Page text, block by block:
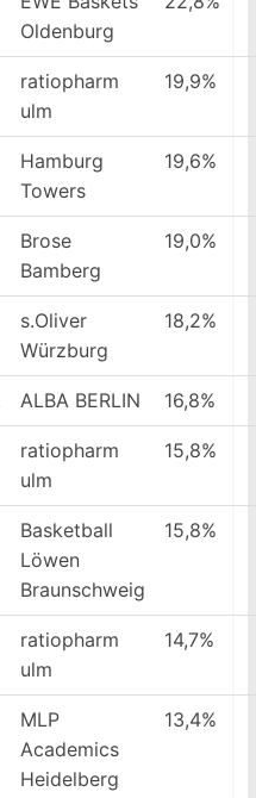
Oldenburg
ratiopharm
ulm
19,9%
Hamburg
Towers
19,6%
Brose
Bamberg
19,0%
s.Oliver
Würzburg
18,2%
ALBA BERLIN 16,8%
ratiopharm
ulm
15,8%
Basketball
Löwen
Braunschweig
15,8%
ratiopharm
ulm
14,7%
MLP
Academics
Heidelberg
13,4%